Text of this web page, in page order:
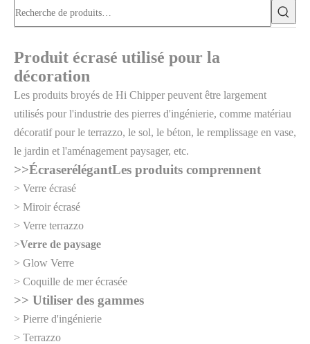
Produit écrasé utilisé pour la
décoration
Les produits broyés de Hi Chipper peuvent être largement
utilisés pour l'industrie des pierres d'ingénierie, comme matériau
décoratif pour le terrazzo, le sol, le béton, le remplissage en vase,
le jardin et l'aménagement paysager, etc.
>>ÉcraserélégantLes produits comprennent
> Verre écrasé
> Miroir écrasé
> Verre terrazzo
>Verre de paysage
> Glow Verre
> Coquille de mer écrasée
>> Utiliser des gammes
> Pierre d'ingénierie
> Terrazzo